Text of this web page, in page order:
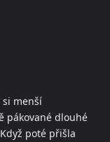
si menší
pákované dlouhé
poté přišla